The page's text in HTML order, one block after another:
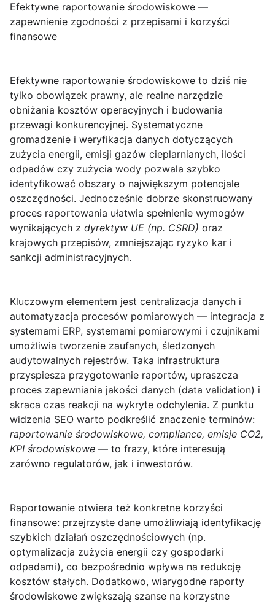
Efektywne raportowanie środowiskowe —
zapewnienie zgodności z przepisami i korzyści
finansowe
Efektywne raportowanie środowiskowe to dziś nie
tylko obowiązek prawny, ale realne narzędzie
obniżania kosztów operacyjnych i budowania
przewagi konkurencyjnej. Systematyczne
gromadzenie i weryfikacja danych dotyczących
zużycia energii, emisji gazów cieplarnianych, ilości
odpadów czy zużycia wody pozwala szybko
identyfikować obszary o największym potencjale
oszczędności. Jednocześnie dobrze skonstruowany
proces raportowania ułatwia spełnienie wymogów
wynikających z dyrektyw UE (np. CSRD) oraz
krajowych przepisów, zmniejszając ryzyko kar i
sankcji administracyjnych.
Kluczowym elementem jest centralizacja danych i
automatyzacja procesów pomiarowych — integracja z
systemami ERP, systemami pomiarowymi i czujnikami
umożliwia tworzenie zaufanych, śledzonych
audytowalnych rejestrów. Taka infrastruktura
przyspiesza przygotowanie raportów, upraszcza
proces zapewniania jakości danych (data validation) i
skraca czas reakcji na wykryte odchylenia. Z punktu
widzenia SEO warto podkreślić znaczenie terminów:
raportowanie środowiskowe, compliance, emisje CO2,
KPI środowiskowe — to frazy, które interesują
zarówno regulatorów, jak i inwestorów.
Raportowanie otwiera też konkretne korzyści
finansowe: przejrzyste dane umożliwiają identyfikację
szybkich działań oszczędnościowych (np.
optymalizacja zużycia energii czy gospodarki
odpadami), co bezpośrednio wpływa na redukcję
kosztów stałych. Dodatkowo, wiarygodne raporty
środowiskowe zwiększają szanse na korzystne